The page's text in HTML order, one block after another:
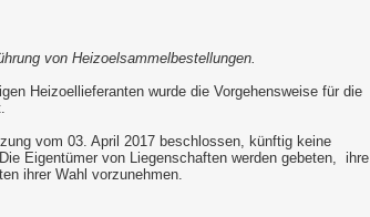
von Heizoelsammelbestellungen.
Heizoellieferanten wurde die Vorgehensweise für die
vom 03. April 2017 beschlossen, künftig keine
Eigentümer von Liegenschaften werden gebeten, ihre
ihrer Wahl vorzunehmen.